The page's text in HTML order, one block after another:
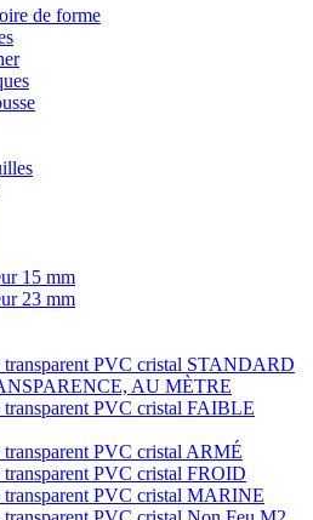
de forme
15 mm
23 mm
transparent PVC cristal STANDARD
AU MÈTRE
transparent PVC cristal FAIBLE
transparent PVC cristal ARMÉ
transparent PVC cristal FROID
transparent PVC cristal MARINE